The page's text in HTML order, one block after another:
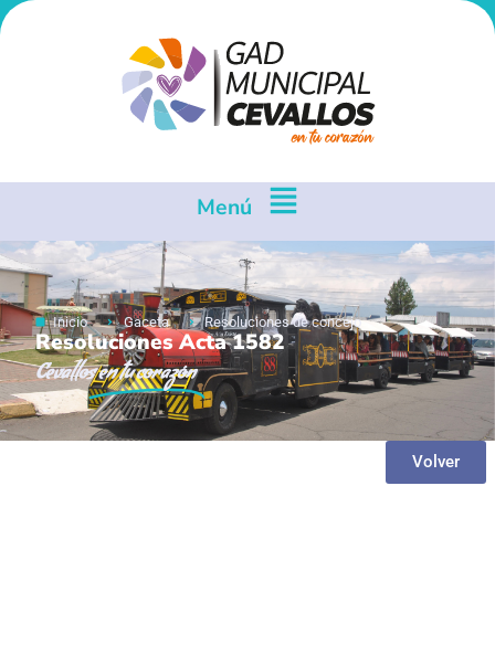
Menú
Inicio Gaceta Resoluciones de concejo
Resoluciones Acta 1582
Cevallosen tu corazón
Volver